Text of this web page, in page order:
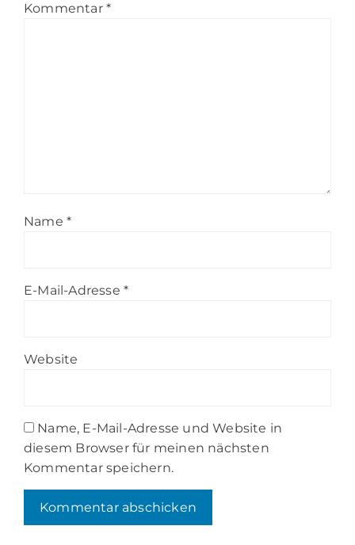
Kommentar *
Name *
E-Mail-Adresse *
Website
Name, E-Mail-Adresse und Website in
diesem Browser für meinen nächsten
Kommentar speichern.